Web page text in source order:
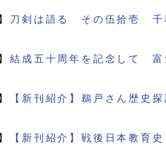
刀剣は語る その伍拾壱
結成五十周年を記念して
【新刊紹介】鵜戸さん歴史
【新刊紹介】戦後日本教